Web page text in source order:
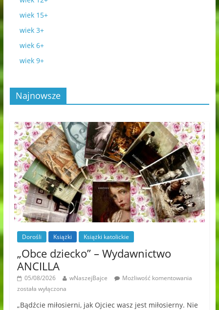
wiek 15+
wiek 3+
wiek 6+
wiek 9+
Najnowsze
Dorośli Książki Książki katolickie
„Obce dziecko” – Wydawnictwo
ANCILLA
05/08/2026 wNaszejBajce
Możliwość komentowania
została wyłączona
„Bądźcie miłosierni, jak Ojciec wasz jest miłosierny. Nie